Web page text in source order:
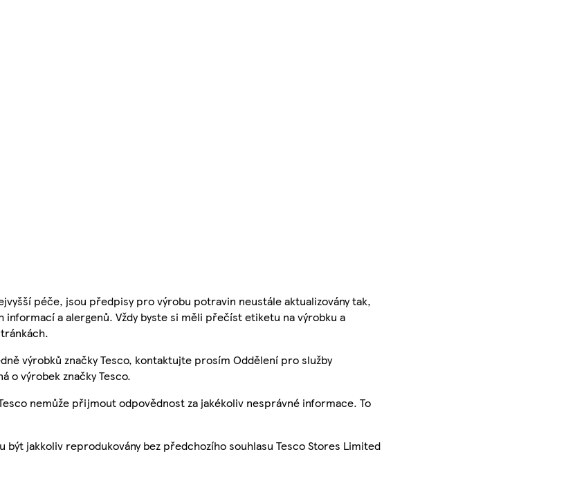
péče, jsou předpisy pro výrobu potravin neustále aktualizovány tak,
a alergenů. Vždy byste si měli přečíst etiketu na výrobku a
výrobků značky Tesco, kontaktujte prosím Oddělení pro služby
o výrobek značky Tesco.
nemůže přijmout odpovědnost za jakékoliv nesprávné informace. To
jakkoliv reprodukovány bez předchozího souhlasu Tesco Stores Limited